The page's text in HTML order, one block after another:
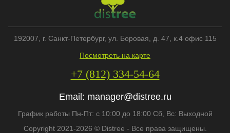
192007 , г. Санкт-Петербург, ул. Боровая, д. 47, к.4 офис 115
Посмотреть на карте
+7 (812) 334-54-64
Email: manager@distree.ru
График работы Пн-Пт: с 10:00 до 18:00 Сб, Вс: Выходной
Copyright 2021-2026 © Distree - Все права защищены.